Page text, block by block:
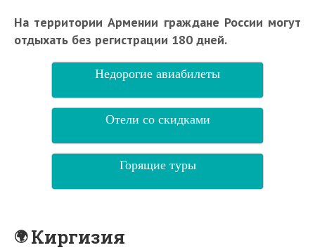
На территории Армении граждане России могут
отдыхать без регистрации 180 дней.
Недорогие авиабилеты
Отели со скидками
Горящие туры
Киргизия